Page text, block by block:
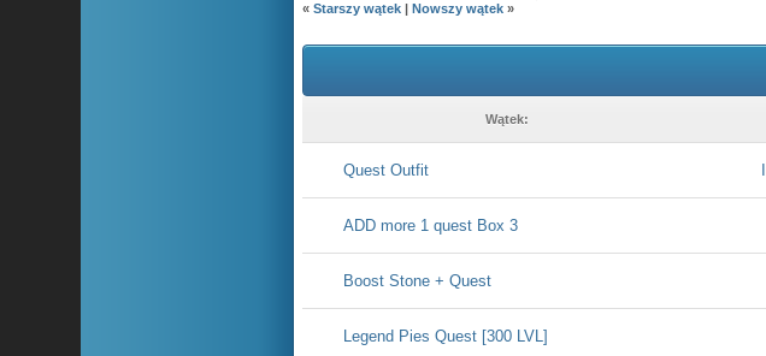
«Starszy wątek |Nowszy wątek »
Wątek:
Quest Outfit
ADD more 1 quest Box 3
Boost Stone + Quest
Legend Pies Quest [300 LVL]